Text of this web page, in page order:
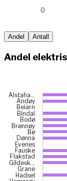
0
End of
Andel Antall
Andel
Bar chart with
View as data table,
The chart has
The chart has
Alstaha…
Beiarn
Bodø
Bø
Evenes
Flakstad
Grane
Andøy
Bindal
Brønnøy
Dønna
Fauske
Gildesk…
Hadsel